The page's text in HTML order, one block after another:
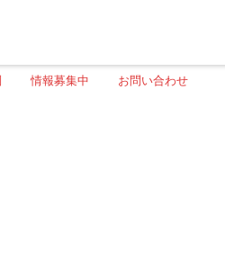
情報募集中 お問い合わせ